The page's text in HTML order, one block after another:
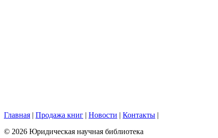
Главная | Продажа книг | Новости | Контакты |
© 2026 Юридическая научная библиотека